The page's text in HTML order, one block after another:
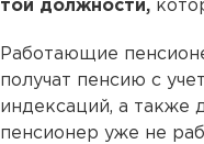
той должности,
Работающие
получат пенсию с
индексаций, а также
пенсионер уже не